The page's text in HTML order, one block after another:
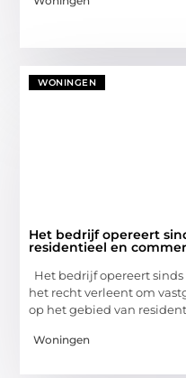
WONINGEN
Het bedrijf opereert
residentieel en
Het bedrijf opereert
het recht verleent om
op het gebied van
Woningen